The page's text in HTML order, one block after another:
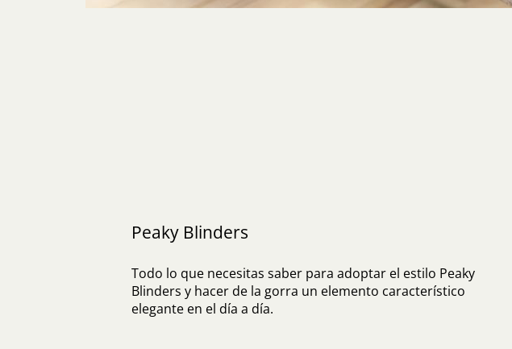
Peaky Blinders
Todo lo que necesitas saber para adoptar el estilo Peaky
Blinders y hacer de la gorra un elemento característico
elegante en el día a día.